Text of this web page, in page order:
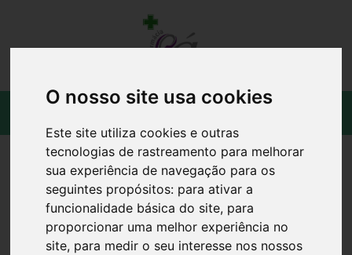
O nosso site usa cookies
Este site utiliza cookies e outras
tecnologias de rastreamento para melhorar
sua experiência de navegação para os
seguintes propósitos: para ativar a
funcionalidade básica do site, para
proporcionar uma melhor experiência no
site, para medir o seu interesse nos nossos